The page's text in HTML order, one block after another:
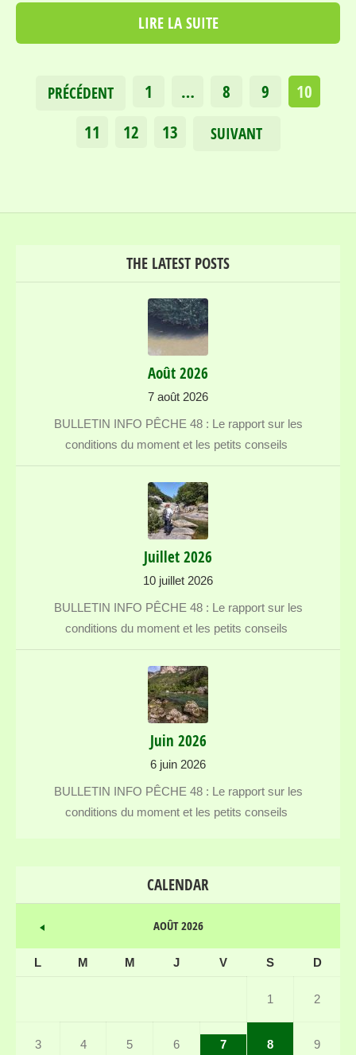
LIRE LA SUITE
PRÉCÉDENT 1 … 8 9
10
11
12 13 SUIVANT
THE LATEST POSTS
Août 2026
7 août 2026
BULLETIN INFO PÊCHE 48 : Le rapport sur les
conditions du moment et les petits conseils
Juillet 2026
10 juillet 2026
BULLETIN INFO PÊCHE 48 : Le rapport sur les
conditions du moment et les petits conseils
Juin 2026
6 juin 2026
BULLETIN INFO PÊCHE 48 : Le rapport sur les
conditions du moment et les petits conseils
CALENDAR
AOÛT 2026
L M M J V S D
1 2
3 4 5 6 7 8 9